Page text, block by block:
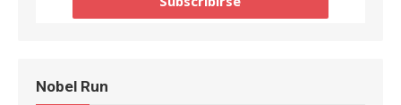
Nobel Run